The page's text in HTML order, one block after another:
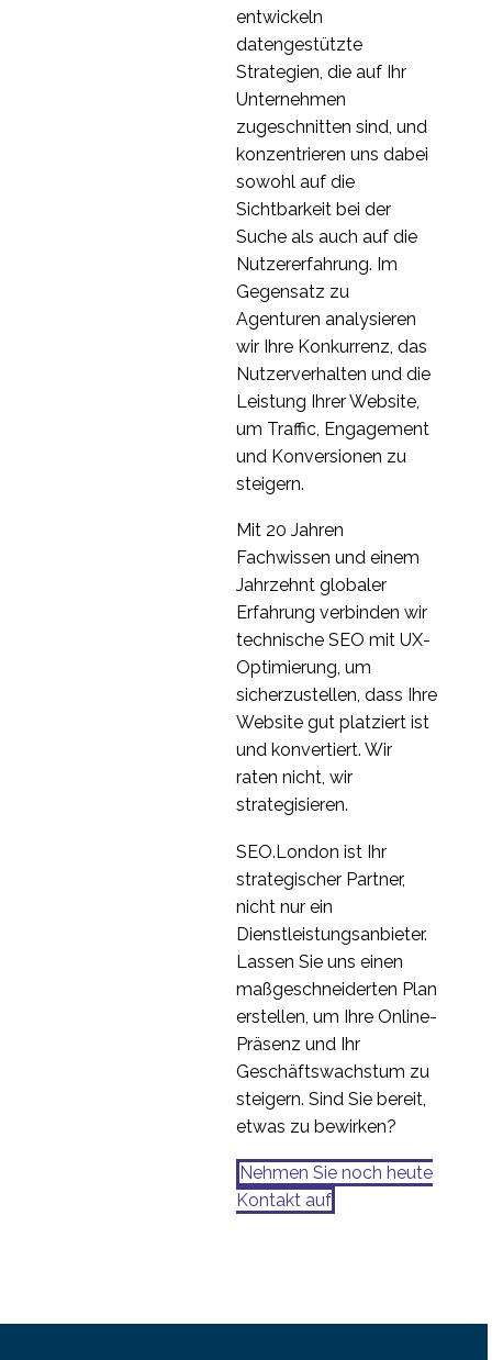
3
Usability-Tests von
Software für mobile
Anwendungen in
3
Fokusgruppen -
Bewährte Verfahren
3
Tipps und Tricks zum
Sortieren von Karten
2
Die Vorteile von User
3
Screenern für Usability-
3
14. November 2018
Interessenvertretern
Nutzerforschung
3
Der Unterschied
Marktforschung und
User Experience
6
Missverständnisse in
der Nutzerforschung 4
Mikrointeraktion
der Nutzerforschung
entwickeln
datengestützte
Strategien, die auf Ihr
Unternehmen
zugeschnitten sind, und
konzentrieren uns dabei
sowohl auf die
Sichtbarkeit bei der
Suche als auch auf die
Nutzererfahrung. Im
Gegensatz zu
Agenturen analysieren
wir Ihre Konkurrenz, das
Nutzerverhalten und die
Leistung Ihrer Website,
um Traffic, Engagement
und Konversionen zu
steigern.
Mit 20 Jahren
Fachwissen und einem
Jahrzehnt globaler
Erfahrung verbinden wir
technische SEO mit UX-
Optimierung, um
sicherzustellen, dass Ihre
Website gut platziert ist
und konvertiert. Wir
raten nicht, wir
strategisieren.
SEO.London ist Ihr
strategischer Partner,
nicht nur ein
Dienstleistungsanbieter.
Lassen Sie uns einen
maßgeschneiderten Plan
erstellen, um Ihre Online-
Präsenz und Ihr
Geschäftswachstum zu
steigern. Sind Sie bereit,
etwas zu bewirken?
Nehmen Sie noch heute
Kontakt auf